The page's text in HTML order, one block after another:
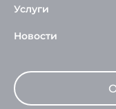
Услуги
Новости